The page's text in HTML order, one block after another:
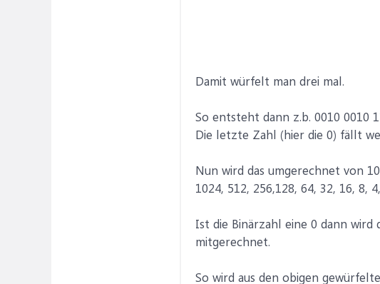
Damit würfelt man drei mal.
So entsteht dann z.b. 0010 0010
Die letzte Zahl (hier die 0) fällt
Nun wird das umgerechnet von
1024, 512, 256,128, 64, 32, 16, 8,
Ist die Binärzahl eine 0 dann
mitgerechnet.
So wird aus den obigen